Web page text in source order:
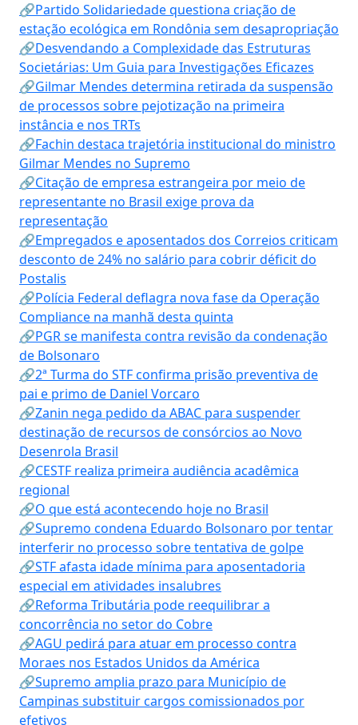
🔗Partido Solidariedade questiona criação de
estação ecológica em Rondônia sem desapropriação
🔗Desvendando a Complexidade das Estruturas
Societárias: Um Guia para Investigações Eficazes
🔗Gilmar Mendes determina retirada da suspensão
de processos sobre pejotização na primeira
instância e nos TRTs
🔗Fachin destaca trajetória institucional do ministro
Gilmar Mendes no Supremo
🔗Citação de empresa estrangeira por meio de
representante no Brasil exige prova da
representação
🔗Empregados e aposentados dos Correios criticam
desconto de 24% no salário para cobrir déficit do
Postalis
🔗Polícia Federal deflagra nova fase da Operação
Compliance na manhã desta quinta
🔗PGR se manifesta contra revisão da condenação
de Bolsonaro
🔗2ª Turma do STF confirma prisão preventiva de
pai e primo de Daniel Vorcaro
🔗Zanin nega pedido da ABAC para suspender
destinação de recursos de consórcios ao Novo
Desenrola Brasil
🔗CESTF realiza primeira audiência acadêmica
regional
🔗O que está acontecendo hoje no Brasil
🔗Supremo condena Eduardo Bolsonaro por tentar
interferir no processo sobre tentativa de golpe
🔗STF afasta idade mínima para aposentadoria
especial em atividades insalubres
🔗Reforma Tributária pode reequilibrar a
concorrência no setor do Cobre
🔗AGU pedirá para atuar em processo contra
Moraes nos Estados Unidos da América
🔗Supremo amplia prazo para Município de
Campinas substituir cargos comissionados por
efetivos